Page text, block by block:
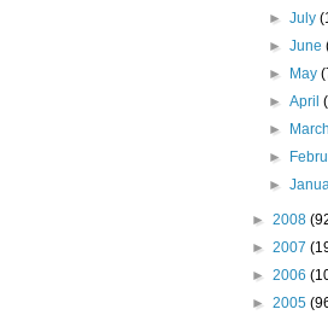
►July
►June
►
May
►April
►
►
►
► 2008
► 2007
► 2006
► 2005